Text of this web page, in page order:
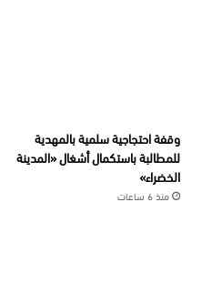
وقفة احتجاجية سلمية بالمهدية
للمطالبة باستكمال أشغال «المدينة
الخضراء»
منذ 6 ساعات